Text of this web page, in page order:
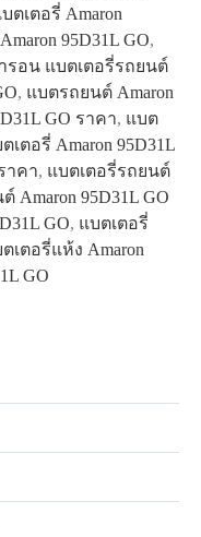
ตเตอรี่ Amaron
95D31L GO,
รอน แบตเตอรี่รถยนต์
, แบตรถยนต์ Amaron
GO ราคา, แบต
เตอรี่ Amaron 95D31L
าคา, แบตเตอรี่รถยนต์
Amaron 95D31L GO
GO, แบตเตอรี่
เตอรี่แห้ง Amaron
GO